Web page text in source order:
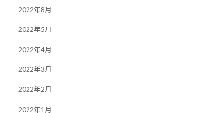
2022年8月
2022年5月
2022年4月
2022年3月
2022年2月
2022年1月